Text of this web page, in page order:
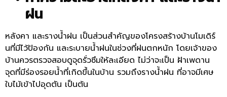
ฝน
หลังคา และรางน้ำฝน เป็นส่วนสำคัญของโครงสร้างบ้านโมเดิร์
นที่มีไว้ป้องกัน และระบายน้ำฝนในช่วงที่ฝนตกหนัก โดยเจ้าของ
บ้านควรตรวจสอบดูจุดรั่วซึมให้ละเอียด ไม่ว่าจะเป็น ฝ้าเพดาน
จุดที่มีร่องรอยน้ำที่เกิดขึ้นในบ้าน รวมถึงรางน้ำฝน ที่อาจมีเศษ
ใบไม้เข้าไปอุดตัน เป็นต้น